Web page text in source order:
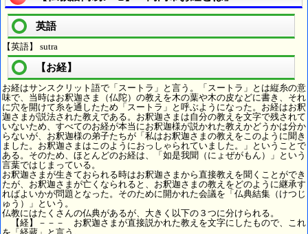
英語
【英語】 sutra
【お経】
お経はサンスクリット語で「スートラ」と言う。「スートラ」とは縦糸の意
味で、当時はお釈迦さま（仏陀）の教えを木の葉や木の皮などに書き、それ
に穴を開けて糸を通したため「スートラ」と呼ぶようになった。お経はお釈
迦さまが説法された教えである。お釈迦さまは自分の教えを文字で残されて
いないため、すべてのお経が本当にお釈迦様が説かれた教えかどうかは分か
らないが、お釈迦様の弟子たちが「私はお釈迦さまの教えをこのように聞き
ました。お釈迦さまはこのようにおっしゃられていました。」ということで
ある。そのため、ほとんどのお経は、「如是我聞（にょぜがもん）」という
言葉ではじまっている。
お釈迦さまが生きておられる時はお釈迦さまから直接教えを聞くことができ
たが、お釈迦さまが亡くなられると、お釈迦さまの教えをどのように継承す
ればよいかが問題となった。そのために開かれた会議を「仏典結集（けつじ
ゅう）」という。
仏教にはたくさんの仏典があるが、大きく以下の３つに分けられる。
【経】－－－ お釈迦さまが直接説かれた教えを文字にしたもので、これ